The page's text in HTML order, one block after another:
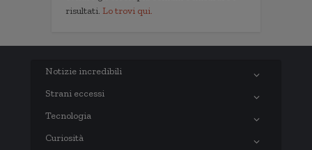
risultati. Lo trovi qui.
Notizie incredibili
Strani eccessi
Tecnologia
Curiosità